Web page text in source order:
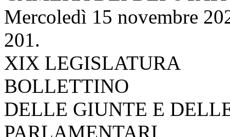
Mercoledì 15 novembre
201.
XIX LEGISLATURA
BOLLETTINO
DELLE GIUNTE E
PARLAMENTARI